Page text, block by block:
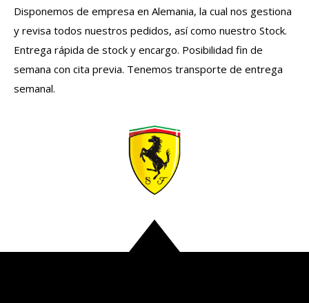
Disponemos de empresa en Alemania, la cual nos gestiona
y revisa todos nuestros pedidos, así como nuestro Stock.
Entrega rápida de stock y encargo. Posibilidad fin de
semana con cita previa. Tenemos transporte de entrega
semanal.